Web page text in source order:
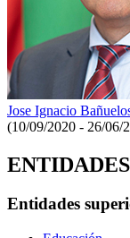
Jose Ignacio
(10/09/2020 - 26/06/
Entidades